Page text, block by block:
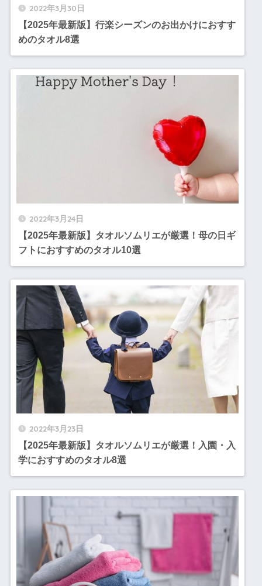
2022年3月30日
【2025年最新版】行楽シーズンのお出かけにおすす
めのタオル8選
2022年3月24日
【2025年最新版】タオルソムリエが厳選！母の日ギ
フトにおすすめのタオル10選
2022年3月23日
【2025年最新版】タオルソムリエが厳選！入園・入
学におすすめのタオル8選